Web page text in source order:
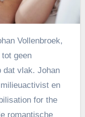
geen
dat vlak. Johan
en
for the
romantische